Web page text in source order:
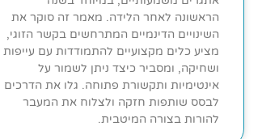
הראשונה לאחר הלידה. מאמר זה סוקר את
השינויים הדינמיים המתרחשים בקשר הזוגי,
מציע כלים מקצועיים להתמודדות עם עייפות
ושחיקה, ומסביר כיצד ניתן לשמור על
אינטימיות ותקשורת פתוחה. גלו את הדרכים
לבסס שותפות חזקה ולצלוח את המעבר
להורות בצורה המיטבית.